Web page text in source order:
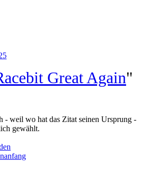
Great Again"
- weil wo hat das Zitat seinen Ursprung -
gewählt.